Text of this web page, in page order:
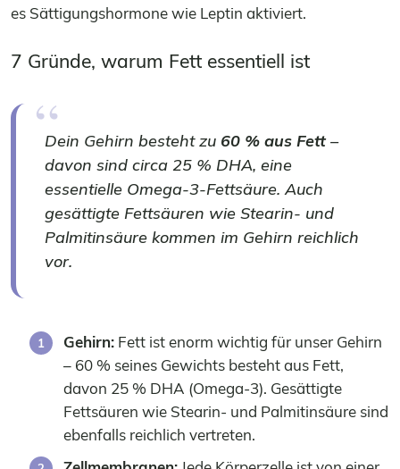
es Sättigungshormone wie Leptin aktiviert.
7 Gründe, warum Fett essentiell ist
Dein Gehirn besteht zu 60 % aus Fett–
davon sind circa 25 % DHA, eine
essentielle Omega-3-Fettsäure. Auch
gesättigte Fettsäuren wie Stearin- und
Palmitinsäure kommen im Gehirn reichlich
vor.
Gehirn: Fett ist enorm wichtig für unser Gehirn
– 60 % seines Gewichts besteht aus Fett,
davon 25 % DHA (Omega-3). Gesättigte
Fettsäuren wie Stearin- und Palmitinsäure sind
ebenfalls reichlich vertreten.